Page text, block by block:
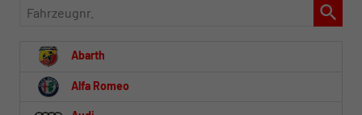
Fahrzeugnr.
Abarth
Alfa Romeo